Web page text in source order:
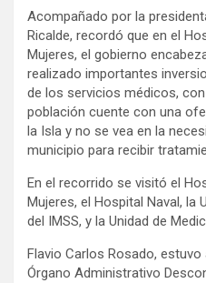
Acompañado por la
Ricalde, recordó que en el
Mujeres, el gobierno
realizado importantes
de los servicios médicos,
población cuente con una
la Isla y no se vea en la
municipio para recibir
En el recorrido se visitó el
Mujeres, el Hospital Naval, la
del IMSS, y la Unidad de
Flavio Carlos Rosado,
Órgano Administrativo